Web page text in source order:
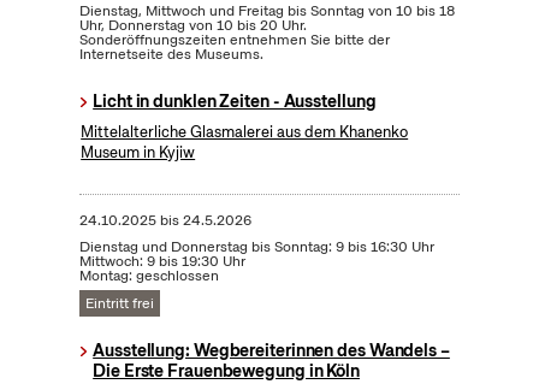
Dienstag, Mittwoch und Freitag bis Sonntag von 10 bis 18
Uhr, Donnerstag von 10 bis 20 Uhr.
Sonderöffnungszeiten entnehmen Sie bitte der
Internetseite des Museums.
Licht in dunklen Zeiten - Ausstellung
Mittelalterliche Glasmalerei aus dem Khanenko
Museum in Kyjiw
24.10.2025bis24.5.2026
Dienstag und Donnerstag bis Sonntag: 9 bis 16:30 Uhr
Mittwoch: 9 bis 19:30 Uhr
Montag: geschlossen
Eintritt frei
Ausstellung: Wegbereiterinnen des Wandels –
Die Erste Frauenbewegung in Köln